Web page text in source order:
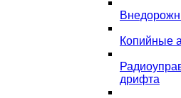
Копийные
дрифта